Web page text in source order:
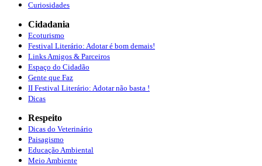
Curiosidades
Cidadania
Ecoturismo
Festival Literário: Adotar é bom demais!
Links Amigos & Parceiros
Espaço do Cidadão
Gente que Faz
II Festival Literário: Adotar não basta !
Dicas
Respeito
Dicas do Veterinário
Paisagismo
Educação Ambiental
Meio Ambiente